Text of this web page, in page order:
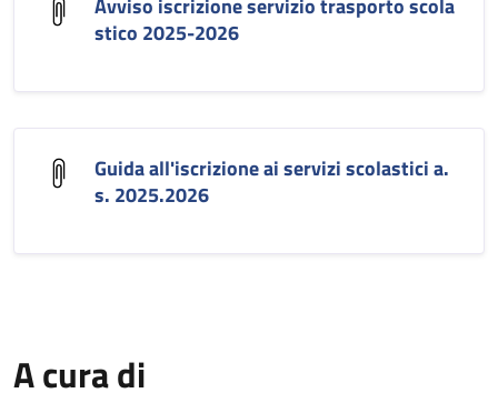
Avviso iscrizione servizio trasporto scola
stico 2025-2026
Guida all'iscrizione ai servizi scolastici a.
s. 2025.2026
A cura di